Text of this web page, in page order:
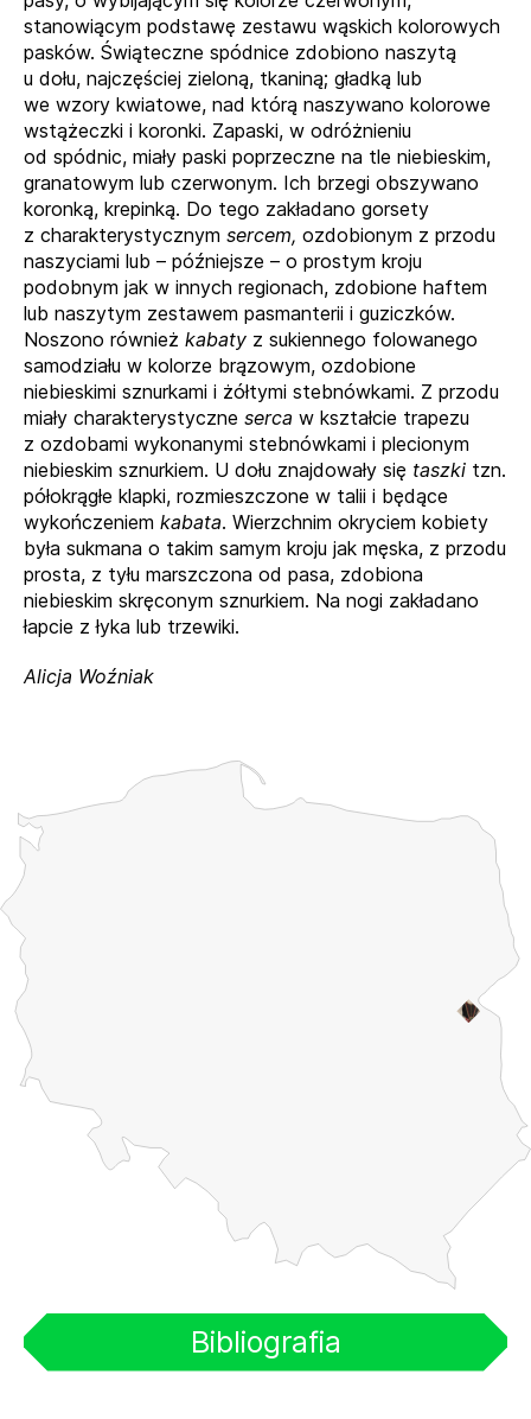
stanowiącym podstawę zestawu wąskich kolorowych
pasków. Świąteczne spódnice zdobiono naszytą
u dołu, najczęściej zieloną, tkaniną; gładką lub
we wzory kwiatowe, nad którą naszywano kolorowe
wstążeczki i koronki. Zapaski, w odróżnieniu
od spódnic, miały paski poprzeczne na tle niebieskim,
granatowym lub czerwonym. Ich brzegi obszywano
koronką, krepinką. Do tego zakładano gorsety
z charakterystycznym sercem, ozdobionym z przodu
naszyciami lub – późniejsze – o prostym kroju
podobnym jak w innych regionach, zdobione haftem
lub naszytym zestawem pasmanterii i guziczków.
Noszono również kabaty z sukiennego folowanego
samodziału w kolorze brązowym, ozdobione
niebieskimi sznurkami i żółtymi stebnówkami. Z przodu
miały charakterystyczne serca w kształcie trapezu
z ozdobami wykonanymi stebnówkami i plecionym
niebieskim sznurkiem. U dołu znajdowały się taszki tzn.
półokrągłe klapki, rozmieszczone w talii i będące
wykończeniem kabata. Wierzchnim okryciem kobiety
była sukmana o takim samym kroju jak męska, z przodu
prosta, z tyłu marszczona od pasa, zdobiona
niebieskim skręconym sznurkiem. Na nogi zakładano
łapcie z łyka lub trzewiki.
Alicja Woźniak
Bibliografia